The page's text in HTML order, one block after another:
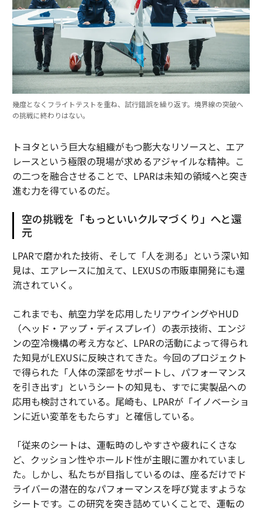
幾度となくフライトテストを重ね、試行錯誤を繰り返す。境界線の突破へ
の挑戦に終わりはない。
トヨタという巨大な組織がもつ膨大なリソースと、エア
レースという極限の現場が求めるアジャイルな精神。こ
の二つを融合させることで、LPARは未知の領域へと突き
進む力を得ているのだ。
空の挑戦を「もっといいクルマづくり」へと還
元
LPARで磨かれた技術、そして「人を測る」という深い知
見は、エアレースに加えて、LEXUSの市販車開発にも還
流されていく。
これまでも、航空力学を応用したリアウイングやHUD
（ヘッド・アップ・ディスプレイ）の表示技術、エンジ
ンの空冷機構の考え方など、LPARの活動によって得られ
た知見がLEXUSに反映されてきた。今回のプロジェクト
で得られた「人体の深部をサポートし、パフォーマンス
を引き出す」というシートの知見も、すでに実製品への
応用も検討されている。尾崎も、LPARが「イノベーショ
ンに近い変革をもたらす」と確信している。
「従来のシートは、運転時のしやすさや疲れにくさな
ど、クッション性やホールド性が主眼に置かれていまし
た。しかし、私たちが目指しているのは、座るだけでド
ライバーの潜在的なパフォーマンスを呼び覚ますような
シートです。この研究を突き詰めていくことで、運転の